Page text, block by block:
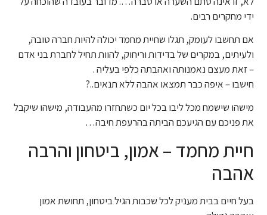
ידי מחקרים רבים.
אם תחשבו לעומק, תגלו שחיית מחמד יכולה להיות חברה טובה,
ולעיתים, במקרים של בדידות וריחוק, להוות תחיל לחברת בני אדם
– זאת מעצם נאמנותה ואהבתה כלפי בעליה .
חישבו – איפה כבר תמצאו אהבה ללא תנאים..?
מישהו שישמח מכל ליבו בכל יום כשתחזרו מהעבודה, מישהו שיקבל
את פניכם עם הגיעכם הביתה בהרעפת חיבה…
חיית מחמד – אמון, ביטחון והרבה
אהבה
בעל חיים בבית מעניק לכל שכבות הגיל ביטחון, תחושת אמון